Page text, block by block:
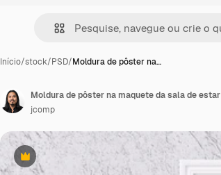
Início/stock/PSD/Moldura de pôster na…
Premium
Moldura de pôster na maquete da sala de estar
jcomp